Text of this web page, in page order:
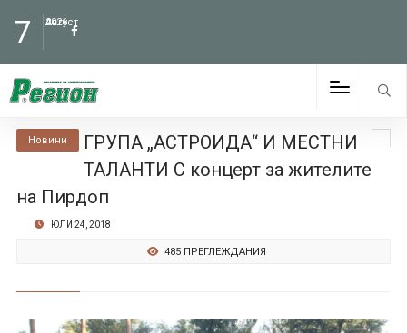
7 Август
2026
Новини
ГРУПА „АСТРОИДА“ И МЕСТНИ
ТАЛАНТИ С концерт за жителите
на Пирдоп
ЮЛИ 24, 2018
485 ПРЕГЛЕЖДАНИЯ